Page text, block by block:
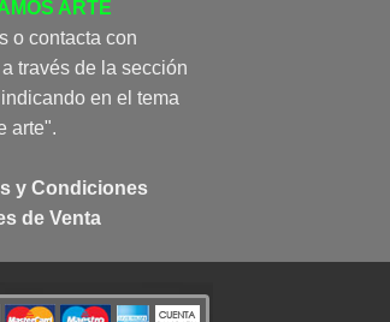
ARTE
o contacta con
través de la sección
indicando en el tema
arte".
y Condiciones
de Venta